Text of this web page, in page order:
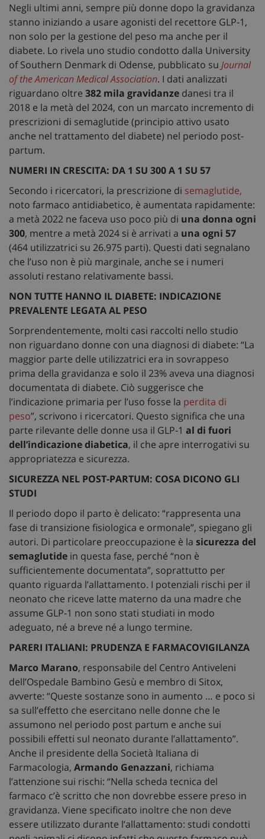
Negli ultimi anni, sempre più donne dopo la gravidanza
stanno iniziando a usare agonisti del recettore GLP‑1,
non solo per la gestione del peso ma anche per il
diabete. Lo rivela uno studio condotto dalla University
of Southern Denmark di Odense, pubblicato su Journal
of the American Medical Association. I dati analizzati
riguardano oltre 382 mila gravidanze danesi tra il
2018 e la metà del 2024, con un marcato incremento di
prescrizioni di semaglutide (principio attivo usato
anche nel trattamento del diabete) nel periodo post-
partum.
NUMERI IN CRESCITA: DA 1 SU 300 A 1 SU 57
Secondo i ricercatori, la prescrizione di semaglutide,
noto farmaco antidiabetico, è aumentata rapidamente:
a metà 2022 ne faceva uso poco più di una donna ogni
300, mentre a metà 2024 si è arrivati a una ogni 57
(464 utilizzatrici su 26.975 parti). Questi dati segnalano
che l’uso non è più marginale, anche se i numeri
assoluti restano relativamente bassi.
NON TUTTE HANNO IL DIABETE: INDICAZIONE
PREVALENTE LEGATA AL PESO
Sorprendentemente, molti casi raccolti nello studio
non riguardano donne con una diagnosi di diabete: “La
maggior parte delle utilizzatrici era in sovrappeso
prima della gravidanza e solo il 23% aveva una diagnosi
documentata di diabete. Ciò suggerisce che
l’indicazione primaria per l’uso fosse la perdita di
peso”, scrivono i ricercatori. Questo significa che una
parte rilevante delle donne usa il GLP‑1 al di fuori
dell’indicazione diabetica, il che apre interrogativi su
appropriatezza e sicurezza.
SICUREZZA NEL POST-PARTUM: COSA DICONO GLI
STUDI
Il periodo dopo il parto è delicato: “rappresenta una
fase di transizione fisiologica e ormonale”, spiegano gli
autori. Di particolare preoccupazione è la sicurezza del
semaglutide in questa fase, perché “non è
sufficientemente documentata”, soprattutto per
quanto riguarda l’allattamento. I potenziali rischi per il
neonato che riceve latte materno da una madre che
assume GLP‑1 non sono stati studiati in modo
adeguato, né a breve né a lungo termine.
PARERI ITALIANI: PRUDENZA E FARMACOVIGILANZA
Marco Marano, responsabile del Centro Antiveleni
dell’Ospedale Bambino Gesù e membro di Sitox,
avverte: “Queste sostanze sono in aumento … e poco si
sa sull’effetto che esercitano nelle donne che le
assumono nel periodo post partum e anche sui
possibili effetti sul neonato durante l’allattamento”.
Anche il presidente della Società Italiana di
Farmacologia, Armando Genazzani, richiama
l’attenzione sui rischi: “Nella scheda tecnica del
farmaco c’è scritto che non dovrebbe essere preso in
gravidanza. Viene specificato inoltre che non deve
essere utilizzato durante l’allattamento: studi condotti